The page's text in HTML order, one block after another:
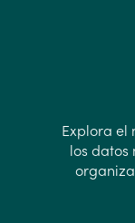
Explora el
los datos